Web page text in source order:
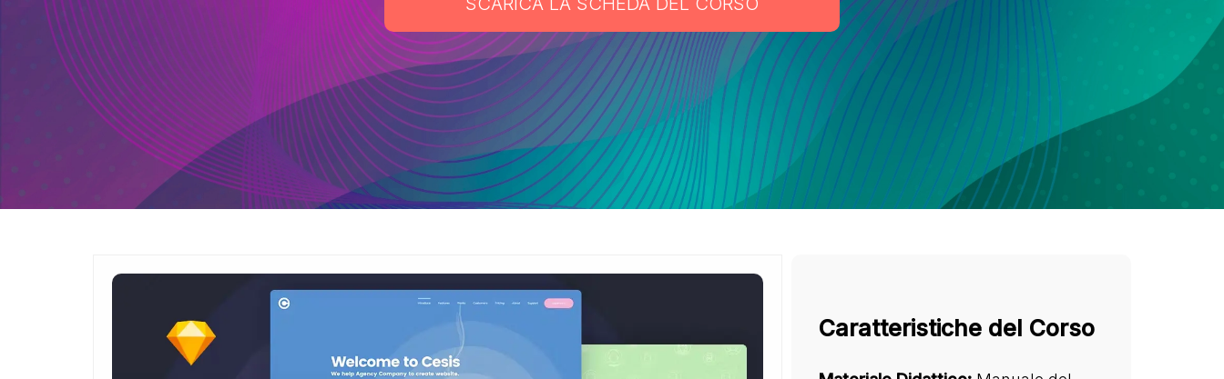
Caratteristiche del Corso